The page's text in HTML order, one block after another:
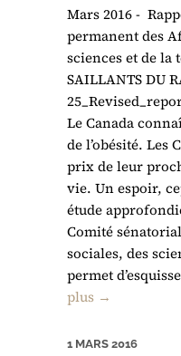
Mars 2016 -
permanent des
sciences et de la
SAILLANTS DU
Le Canada
de l’obésité. Les
prix de leur
vie. Un espoir,
étude
Comité
sociales, des
permet
plus →
1 MARS 2016